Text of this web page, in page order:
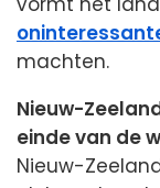
machten.
Nieuw-
einde van de
Nieuw-